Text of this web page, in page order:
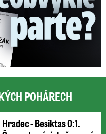
POHÁRECH
Hradec - Besiktas 0:1.